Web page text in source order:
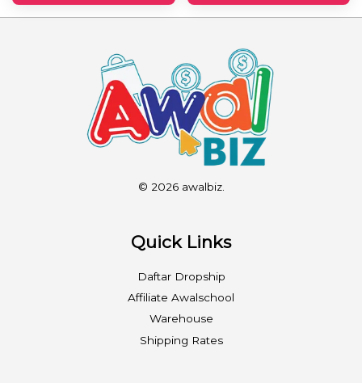
© 2026 awalbiz.
Quick Links
Daftar Dropship
Affiliate Awalschool
Warehouse
Shipping Rates